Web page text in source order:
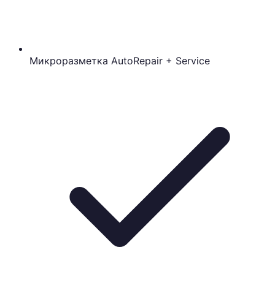
Микроразметка AutoRepair + Service